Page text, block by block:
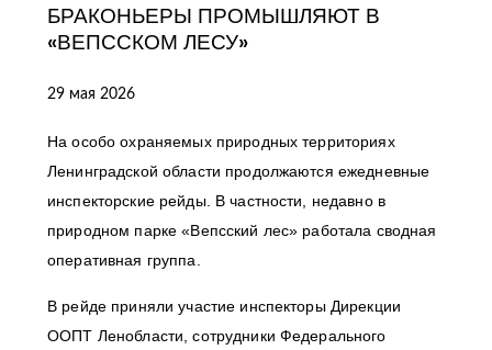
БРАКОНЬЕРЫ ПРОМЫШЛЯЮТ В
«ВЕПССКОМ ЛЕСУ»
29 мая 2026
На особо охраняемых природных территориях
Ленинградской области продолжаются ежедневные
инспекторские рейды. В частности, недавно в
природном парке «Вепсский лес» работала сводная
оперативная группа.
В рейде приняли участие инспекторы Дирекции
ООПТ Ленобласти, сотрудники Федерального